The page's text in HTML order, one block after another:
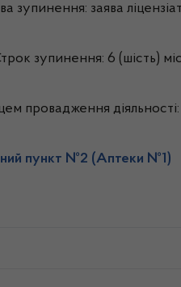
зупинення: заява
зупинення: 6 (шість)
провадження діяльності:
пункт №2 (Аптеки №1)